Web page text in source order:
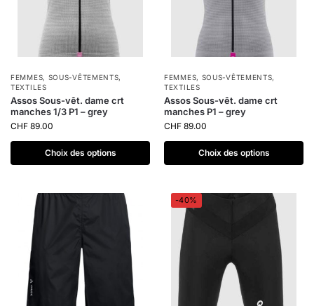
FEMMES, SOUS-VÊTEMENTS,
TEXTILES
Assos Sous-vêt. dame crt
manches 1/3 P1 – grey
CHF 89.00
Choix des options
FEMMES, SOUS-VÊTEMENTS,
TEXTILES
Assos Sous-vêt. dame crt
manches P1 – grey
CHF 89.00
Choix des options
-40%